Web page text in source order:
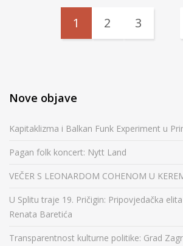
1 2 3
Nove objave
Kapitaklizma i Balkan Funk Experiment u
Pagan folk koncert: Nytt Land
VEČER S LEONARDOM COHENOM U
U Splitu traje 19. Pričigin: Pripovjedačka
Renata Baretića
Transparentnost kulturne politike: Grad